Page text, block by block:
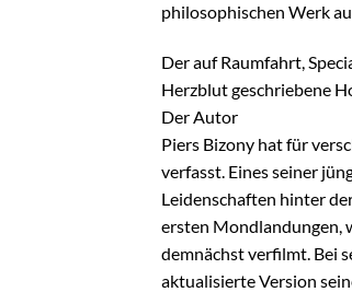
philosophischen Werk
Der auf Raumfahrt,
Herzblut geschriebene
Der Autor
Piers Bizony hat für
verfasst. Eines seiner
Leidenschaften hinter
ersten Mondlandungen,
demnächst verfilmt. Bei
aktualisierte Version